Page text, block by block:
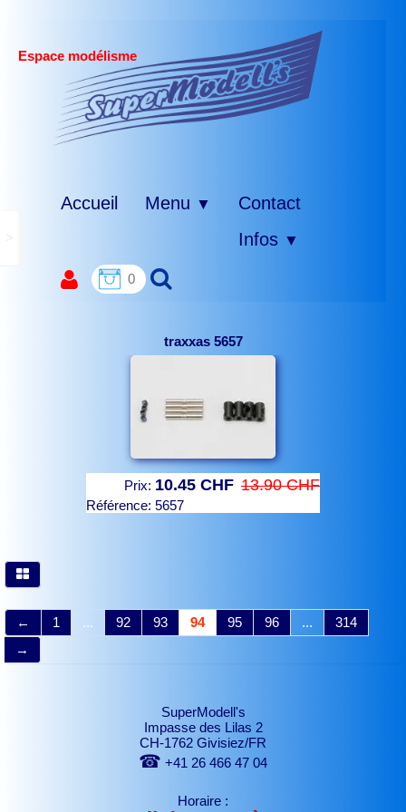
Espace modélisme
Accueil Menu ▼
Contact
Infos ▼
0
traxxas 5657
Prix: 10.45 CHF 13.90 CHF
Référence: 5657
← 1 ... 92 93 94 95 96 ...
314
→
SuperModell's
Impasse des Lilas 2
CH-1762 Givisiez/FR
☎ +41 26 466 47 04
Horaire :